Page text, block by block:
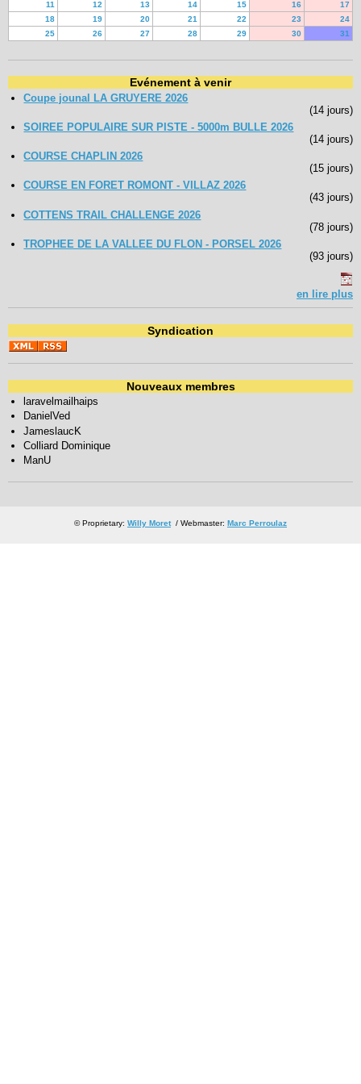
11
12 13 14 15 16
17
18
19 20 21 22 23
24
25
26 27 28 29 30 31
Evénement à venir
Coupe jounal LA GRUYERE 2026
(14 jours)
SOIREE POPULAIRE SUR PISTE - 5000m BULLE 2026
(14 jours)
COURSE CHAPLIN 2026
(15 jours)
COURSE EN FORET ROMONT - VILLAZ 2026
(43 jours)
COTTENS TRAIL CHALLENGE 2026
(78 jours)
TROPHEE DE LA VALLEE DU FLON - PORSEL 2026
(93 jours)
en lire plus
Syndication
Nouveaux membres
laravelmailhaips
DanielVed
JameslaucK
Colliard Dominique
ManU
© Proprietary: Willy Moret/ Webmaster: Marc Perroulaz